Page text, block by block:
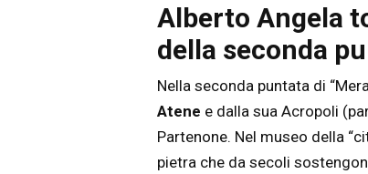
Alberto Angela
della seconda
Nella seconda puntata di
Atene e dalla sua Acropoli
Partenone. Nel museo della
pietra che da secoli